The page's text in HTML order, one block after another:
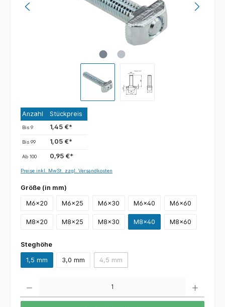
Anzahl Stückpreis
Bis9 1,45 €*
Bis99 1,05 €*
Ab100 0,95 €*
Preise inkl. MwSt. zzgl. Versandkosten
Größe (in mm)
M6x20 M6x25 M6x30 M6x40 M6x60
M8x20 M8x25 M8x30 M8x40 M8x60
Steghöhe
1,5 mm 3,0 mm 4,5 mm